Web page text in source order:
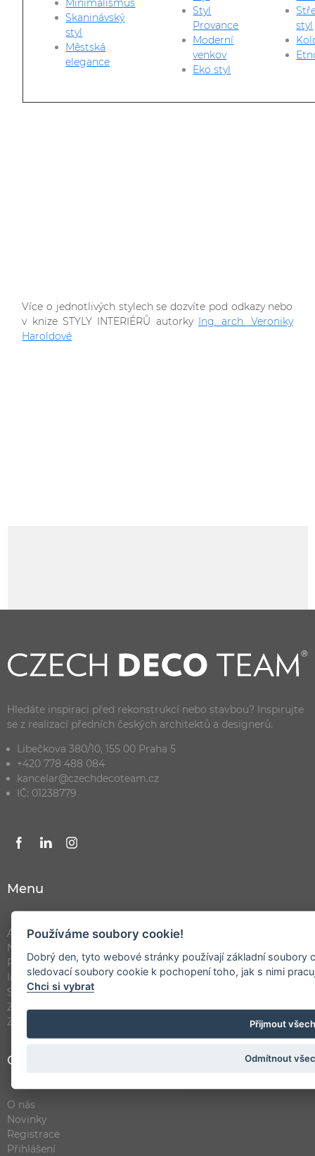
Minimalismus
Skaninávský
styl
Městská
elegance
Styl
Provance
Moderní
venkov
Eko styl
styl
Více o jednotlivých stylech se dozvíte pod odkazy nebo
v knize STYLY INTERIÉRŮ autorky Ing. arch. Veroniky
Haroldové
Hledáte inspiraci před rekonstrukcí nebo stavbou? Inspirujte
se z realizací předních českých architektů a designerů.
Libečkova 380/10, 155 00 Praha 5
+420 778 488 084
kancelar@czechdecoteam.cz
IČ: 01238779
Menu
Architekti
Návrhy interiéru
Rekonstrukce bytu, domu
Inspirace bydlení
Stavební firmy
Zásady ochrany osobních údajů (GDPR)
Zásady zveřejnění realizací
Odkazy
O nás
Novinky
Registrace
Přihlášení
Používáme soubory cookie!
Dobrý den, tyto webové stránky používají základní soubory
sledovací soubory cookie k pochopení toho, jak s nimi
Chci si vybrat
Přijmout
Odmítnout